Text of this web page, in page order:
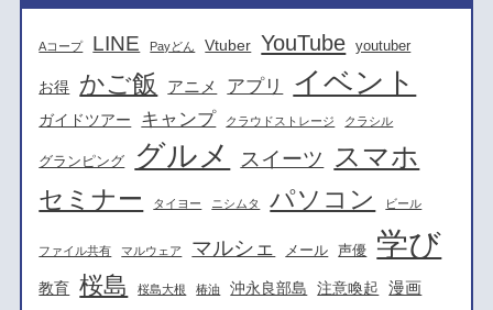
Aコープ LINE Payどん Vtuber YouTube youtuber
お得 かご飯 アニメ アプリ イベント
ガイドツアー キャンプ クラウドストレージ クラシル
グランピング グルメ スイーツ スマホ
セミナー タイヨー ニシムタ パソコン ビール
ファイル共有 マルウェア マルシェ メール 声優 学び
教育 桜島 桜島大根 椿油 沖永良部島 注意喚起 漫画